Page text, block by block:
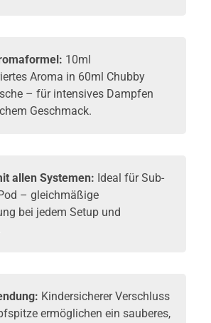
10ml
Aroma in 60ml Chubby
– für intensives Dampfen
Geschmack.
allen Systemen: Ideal für Sub-
– gleichmäßige
bei jedem Setup und
Kindersicherer Verschluss
ermöglichen ein sauberes,